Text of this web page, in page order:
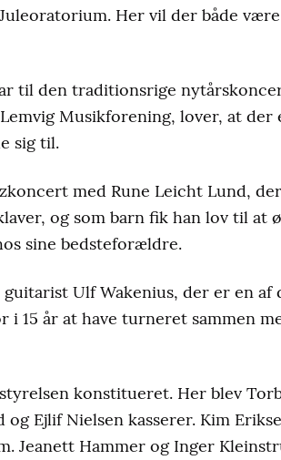
Her vil der både
til den traditionsrige
Musikforening, lover, at der
sig til.
med Rune Leicht Lund,
og som barn fik han lov til at
sine bedsteforældre.
Ulf Wakenius, der er en af
15 år at have turneret sammen
konstitueret. Her blev
Ejlif Nielsen kasserer. Kim
Jeanett Hammer og Inger